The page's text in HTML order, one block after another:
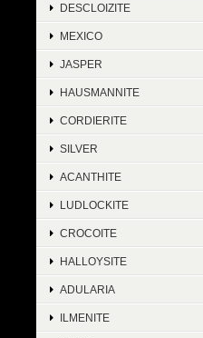
DESCLOIZITE
MEXICO
JASPER
HAUSMANNITE
CORDIERITE
SILVER
ACANTHITE
LUDLOCKITE
CROCOITE
HALLOYSITE
ADULARIA
ILMENITE